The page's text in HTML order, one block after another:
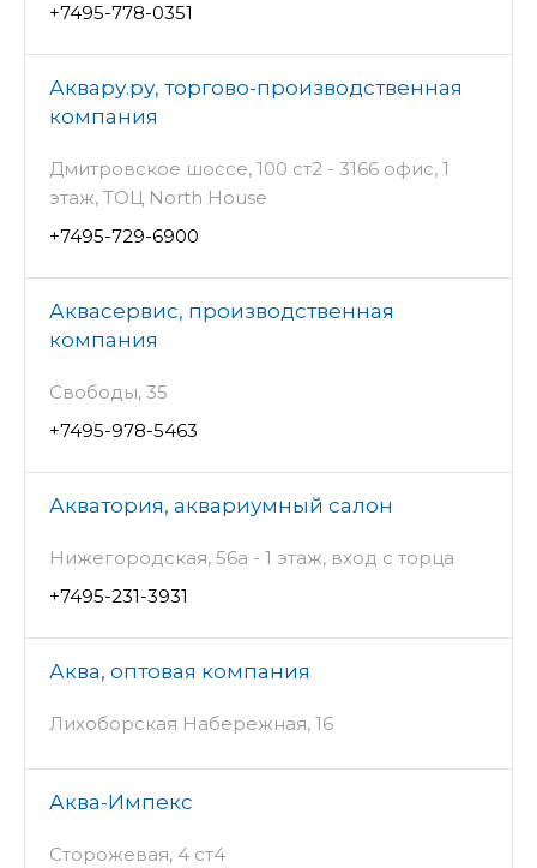
+7495-778-0351
Аквару.ру, торгово-производственная
компания
Дмитровское шоссе, 100 ст2 - 3166 офис, 1
этаж, ТОЦ North House
+7495-729-6900
Аквасервис, производственная
компания
Свободы, 35
+7495-978-5463
Акватория, аквариумный салон
Нижегородская, 56а - 1 этаж, вход с торца
+7495-231-3931
Аква, оптовая компания
Лихоборская Набережная, 16
Аква-Импекс
Сторожевая, 4 ст4